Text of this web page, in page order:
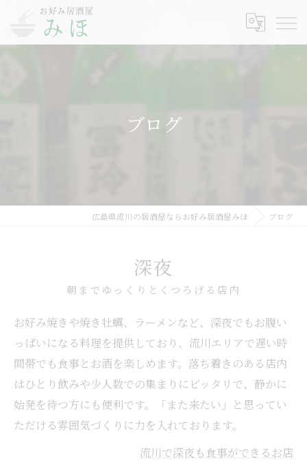
ブログ
広島県流川の居酒屋ならお好み居酒屋みほ ブログ
深夜
朝までゆっくりとくつろげる店内
お好み焼きや焼き牡蠣、ラーメンなど、深夜でもお腹い
っぱいになる料理を提供しており、流川エリアで遅い時
間帯でも食事とお酒を楽しめます。落ち着きのある店内
はひとり飲みや少人数での集まりにピッタリで、静かに
始発を待つ方にも便利です。「また来たい」と思ってい
ただける雰囲気づくりに力を入れております。
流川で深夜も食事ができるお店